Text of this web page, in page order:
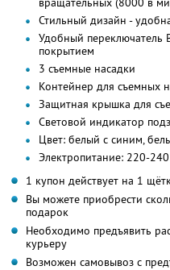
Стильный дизайн -
Удобный переключатель
покрытием
3 съемные насадки
Контейнер для съемных
Защитная крышка для
Световой индикатор
Цвет: белый с синим,
Электропитание: 220-240
1 купон действует на 1
Вы можете приобрести
подарок
Необходимо предъявить
курьеру
Возможен самовывоз с